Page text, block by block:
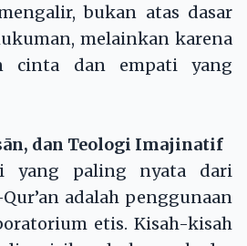
bukan atas dasar
melainkan karena
cinta dan empati yang
dan Teologi Imajinatif
yang paling nyata dari
adalah penggunaan
etis. Kisah-kisah